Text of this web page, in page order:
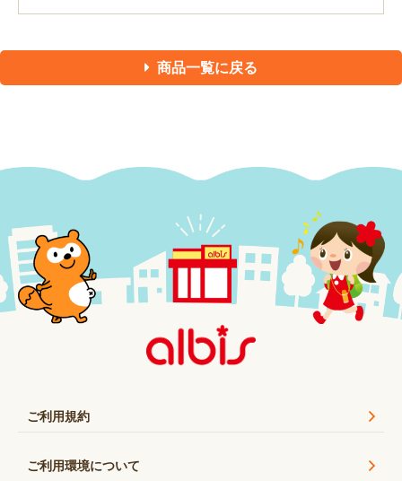
商品一覧に戻る
ご利用規約
ご利用環境について